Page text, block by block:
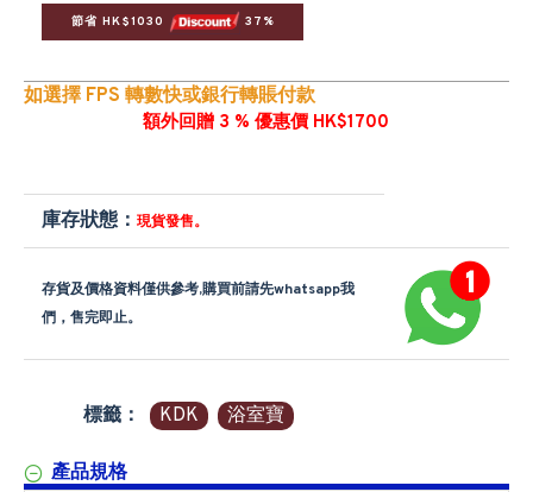
節省 HK$1030 37%
如選擇 FPS 轉數快或銀行轉賬付款
額外回贈 3 % 優惠價 HK$1700
庫存狀態： 現貨發售。
存貨及價格資料僅供參考,購買前請先whatsapp我
們，售完即止。
標籤： KDK 浴室寶
產品規格